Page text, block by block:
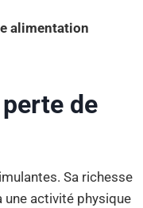
alimentation
de
Sa richesse
une activité physique